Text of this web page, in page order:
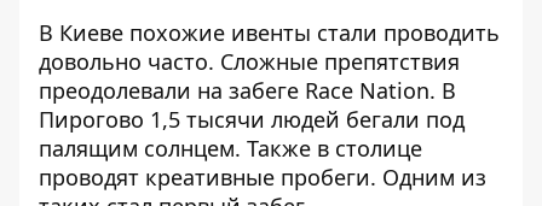
В Киеве похожие ивенты стали проводить
довольно часто. Сложные препятствия
преодолевали на забеге Race Nation. В
Пирогово 1,5 тысячи людей бегали под
палящим солнцем. Также в столице
проводят креативные пробеги. Одним из